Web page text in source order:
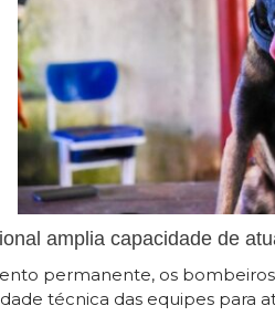
amplia capacidade de
permanente, os
técnica das equipes para